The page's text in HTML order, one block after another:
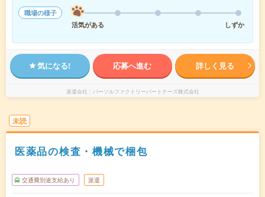
職場の様子
活気がある
しずか
気になる! 応募へ進む 詳しく見る
派遣会社 パーソルファクトリーパートナーズ株式会社
未読
医薬品の検査・機械で梱包
交通費別途支給あり 派遣